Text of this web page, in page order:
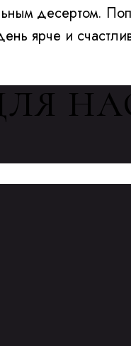
десертом.
ярче и